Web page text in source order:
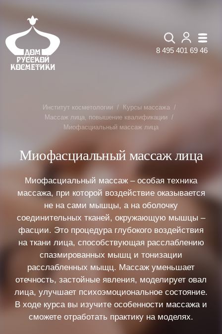
8 495 401 69 46
Институт косметологии
Курсы массажа
Массаж лица, повышение квалификации
Миофасциальный массаж лица
Миофасциальный массаж лица
Миофасциальный массаж – особая техника
массажа, при которой воздействие оказывается
не на сами мышцы, а на оболочку
соединительных тканей, окружающую мышцы –
фасции. Это процедура глубокого воздействия
на ткани лица, способствующая расслаблению
спазмированных мышц и тонизации
расслабленных мыщц. Массаж уменьшает
отечность, застойные явления, моделирует овал
лица, улучшает психоэмоциональное состояние.
В ходе курса вы изучите особенности массажа и
сможете отработать практику на моделях.